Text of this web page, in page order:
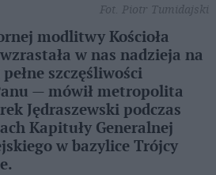
Fot. Piotr Tumidajski
modlitwy Kościoła
w nas nadzieja na
szczęśliwości
— mówił metropolita
Jędraszewski podczas
Kapituły Generalnej
w bazylice Trójcy